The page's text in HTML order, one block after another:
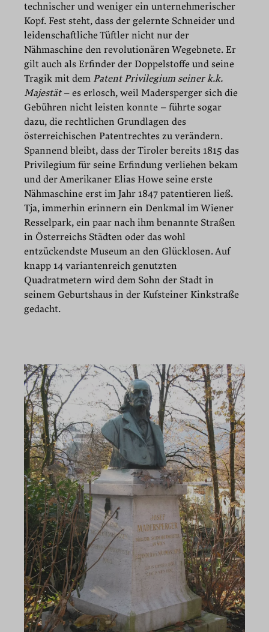
technischer und weniger ein unternehmerischer
Kopf. Fest steht, dass der gelernte Schneider und
leidenschaftliche Tüftler nicht nur der
Nähmaschine den revolutionären Wegebnete. Er
gilt auch als Erfinder der Doppelstoffe und seine
Tragik mit dem Patent Privilegium seiner k.k.
Majestät– es erlosch, weil Madersperger sich die
Gebühren nicht leisten konnte – führte sogar
dazu, die rechtlichen Grundlagen des
österreichischen Patentrechtes zu verändern.
Spannend bleibt, dass der Tiroler bereits 1815 das
Privilegium für seine Erfindung verliehen bekam
und der Amerikaner Elias Howe seine erste
Nähmaschine erst im Jahr 1847 patentieren ließ.
Tja, immerhin erinnern ein Denkmal im Wiener
Resselpark, ein paar nach ihm benannte Straßen
in Österreichs Städten oder das wohl
entzückendste Museum an den Glücklosen. Auf
knapp 14 variantenreich genutzten
Quadratmetern wird dem Sohn der Stadt in
seinem Geburtshaus in der Kufsteiner Kinkstraße
gedacht.